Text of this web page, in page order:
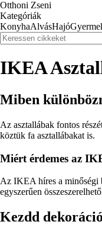
Otthoni Zseni
Kategóriák
KonyhaAlvásHajó
IKEA
Miben
Az asztallábak fontos
köztük fa asztallábakat is.
Miért érdemes az
Az IKEA híres a minőségi
egyszerűen
Kezdd